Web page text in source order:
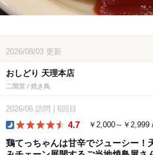
2026/08/03 更新
おしどり 天理本店
二階堂 / 焼き鳥
2026/06 訪問 6回目
4.7 ￥2,000～￥2,999
鶏てっちゃんは甘辛でジューシー！